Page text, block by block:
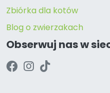
Zbiórka dla kotów
Blog o zwierzakach
Obserwuj nas w